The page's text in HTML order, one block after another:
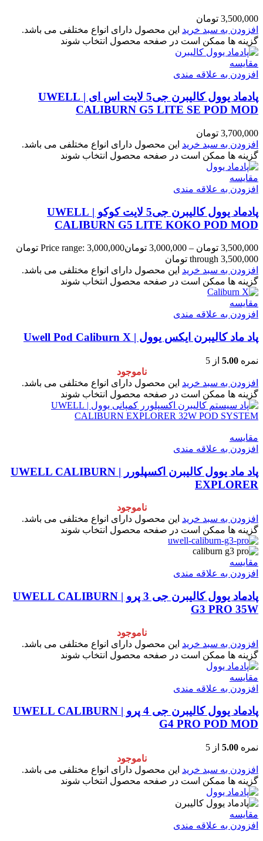
3,500,000 تومان
افزودن به سبد خرید این محصول دارای انواع مختلفی می باشد.
گزینه ها ممکن است در صفحه محصول انتخاب شوند
مقایسه
افزودن به علاقه مندی
پادماد یوول کالیبرن جی5 لایت اس ای | UWELL
CALIBURN G5 LITE SE POD MOD
3,700,000 تومان
افزودن به سبد خرید این محصول دارای انواع مختلفی می باشد.
گزینه ها ممکن است در صفحه محصول انتخاب شوند
مقایسه
افزودن به علاقه مندی
پادماد یوول کالیبرن جی5 لایت کوکو | UWELL
CALIBURN G5 LITE KOKO POD MOD
3,500,000 تومان –
3,000,000 تومان
Price range: 3,000,000 تومان
through 3,500,000 تومان
افزودن به سبد خرید این محصول دارای انواع مختلفی می باشد.
گزینه ها ممکن است در صفحه محصول انتخاب شوند
مقایسه
افزودن به علاقه مندی
پاد ماد کالیبرن ايكس یوول | Uwell Pod Caliburn X
نمره 5.00 از 5
ناموجود
افزودن به سبد خرید این محصول دارای انواع مختلفی می باشد.
گزینه ها ممکن است در صفحه محصول انتخاب شوند
مقایسه
افزودن به علاقه مندی
پاد ماد یوول کالیبرن اکسپلورر | UWELL CALIBURN
EXPLORER
ناموجود
افزودن به سبد خرید این محصول دارای انواع مختلفی می باشد.
گزینه ها ممکن است در صفحه محصول انتخاب شوند
مقایسه
افزودن به علاقه مندی
پادماد یوول کالیبرن جی 3 پرو | UWELL CALIBURN
G3 PRO 35W
ناموجود
افزودن به سبد خرید این محصول دارای انواع مختلفی می باشد.
گزینه ها ممکن است در صفحه محصول انتخاب شوند
مقایسه
افزودن به علاقه مندی
پادماد یوول کالیبرن جی 4 پرو | UWELL CALIBURN
G4 PRO POD MOD
نمره 5.00 از 5
ناموجود
افزودن به سبد خرید این محصول دارای انواع مختلفی می باشد.
گزینه ها ممکن است در صفحه محصول انتخاب شوند
مقایسه
افزودن به علاقه مندی